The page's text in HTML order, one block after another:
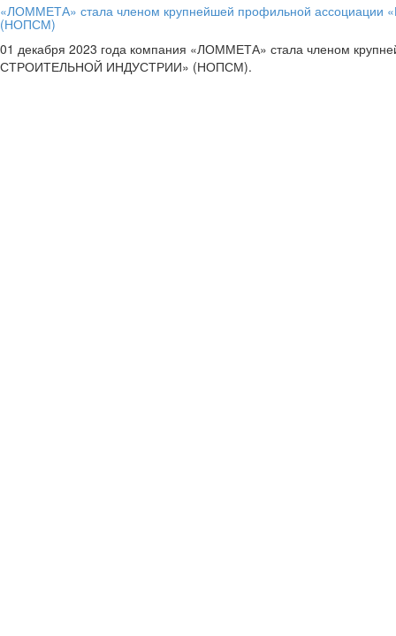
«ЛОММЕТА» стала членом крупнейшей профильной
(НОПСМ)
01 декабря 2023 года компания «ЛОММЕТА» стала членом
СТРОИТЕЛЬНОЙ ИНДУСТРИИ» (НОПСМ).